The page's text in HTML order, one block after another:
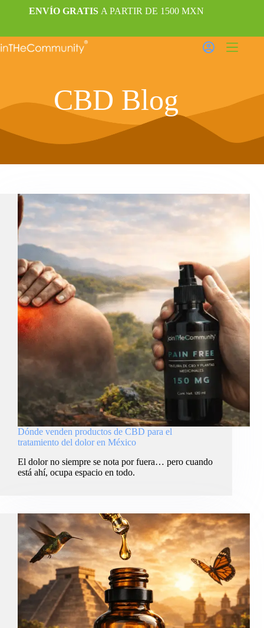
ENVÍO GRATIS A PARTIR DE 1500 MXN
CBD Blog
Dónde venden productos de CBD para el
tratamiento del dolor en México
El dolor no siempre se nota por fuera… pero cuando
está ahí, ocupa espacio en todo.